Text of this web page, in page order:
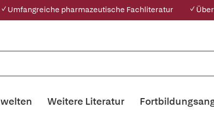
✓ Umfangreiche pharmazeutische Fachliteratur ✓
Weitere Literatur